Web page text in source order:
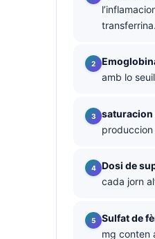
transferrina.
amb lo
saturacion
Dosi de
cada jorn
Sulfat de
mg conten